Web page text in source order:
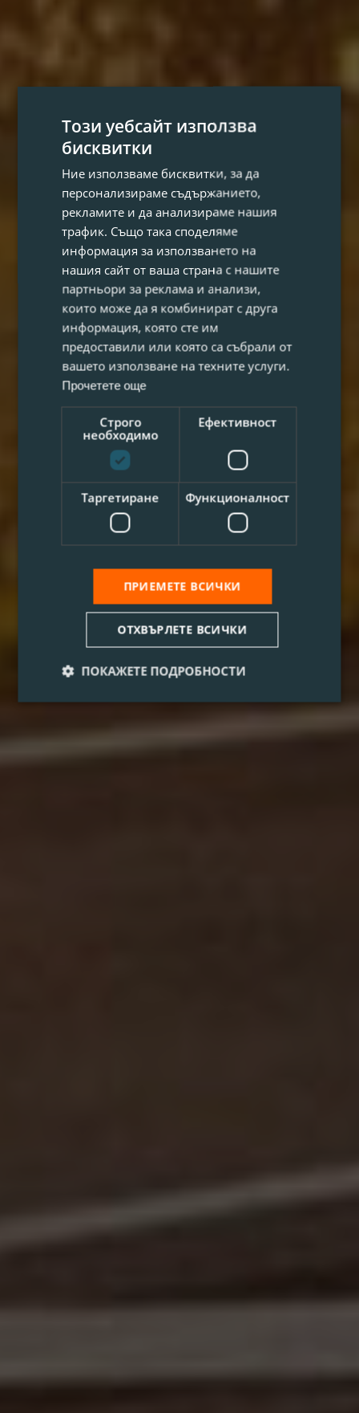
Този уебсайт използва
бисквитки
Ние използваме бисквитки, за да
персонализираме съдържанието,
рекламите и да анализираме нашия
трафик. Също така споделяме
информация за използването на
нашия сайт от ваша страна с нашите
партньори за реклама и анализи,
които може да я комбинират с друга
информация, която сте им
предоставили или която са събрали от
вашето използване на техните услуги.
Прочетете още
Строго
необходимо
Ефективност
Таргетиране Функционалност
ПРИЕМЕТЕ ВСИЧКИ
ОТХВЪРЛЕТЕ ВСИЧКИ
ПОКАЖЕТЕ ПОДРОБНОСТИ